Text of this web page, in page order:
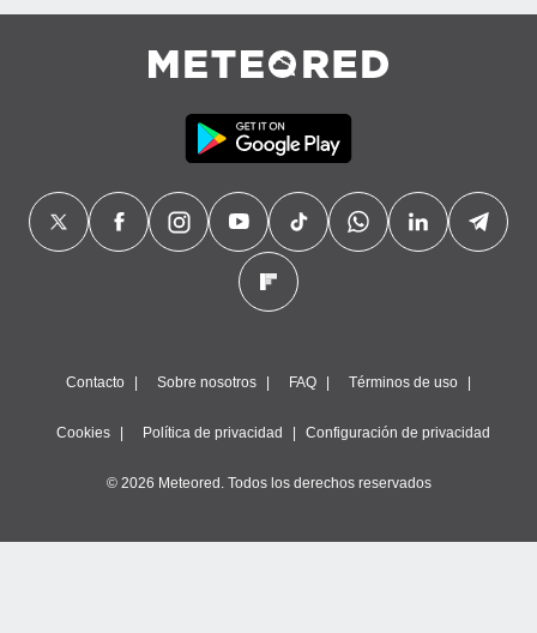
Contacto Sobre nosotros FAQ Términos de uso
Cookies Política de privacidad Configuración de privacidad
© 2026 Meteored. Todos los derechos reservados